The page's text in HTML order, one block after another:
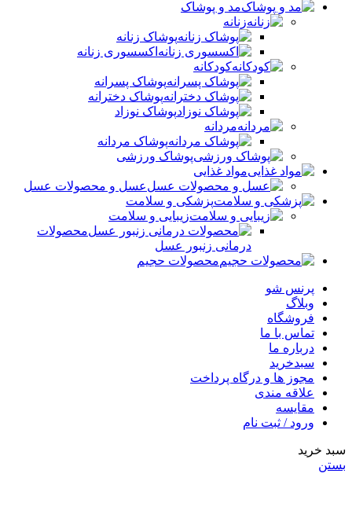
مد و پوشاک
زنانه
پوشاک زنانه
اکسسوری زنانه
کودکانه
پوشاک پسرانه
پوشاک دخترانه
پوشاک نوزاد
مردانه
پوشاک مردانه
پوشاک ورزشی
مواد غذایی
عسل و محصولات عسل
پزشکی و سلامت
زیبایی و سلامت
محصولات
درمانی زنبور عسل
محصولات حجیم
پرنس شو
وبلاگ
فروشگاه
تماس با ما
درباره ما
سبدخرید
مجوز ها و درگاه پرداخت
علاقه مندی
مقایسه
ورود / ثبت نام
سبد خرید
بستن